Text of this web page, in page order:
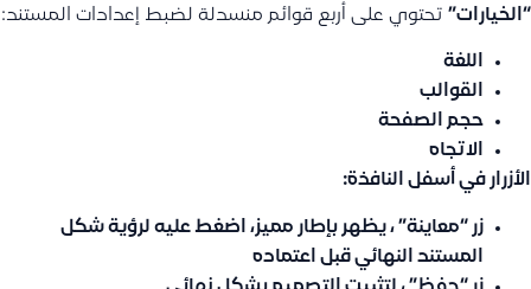
“الخيارات” تحتوي على أربع قوائم منسدلة لضبط إعدادات المستند:
اللغة
القوالب
حجم الصفحة
الاتجاه
الأزرار في أسفل النافذة:
زر “معاينة” ، يظهر بإطار مميز، اضغط عليه لرؤية شكل
المستند النهائي قبل اعتماده